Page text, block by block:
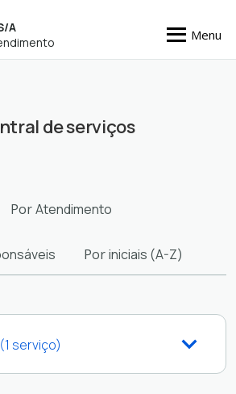
A
Menu
de serviços
PorAtendimento
Poriniciais (A-Z)
(1 serviço)